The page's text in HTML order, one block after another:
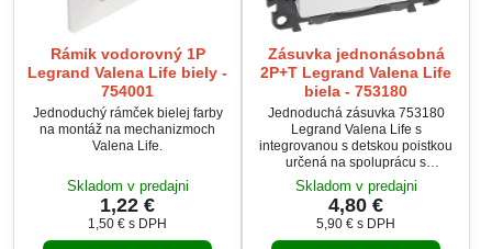
Rámik vodorovný 1P
Legrand Valena Life biely -
754001
Jednoduchý rámček bielej farby
na montáž na mechanizmoch
Valena Life.
Skladom v predajni
1,22 €
1,50 € s DPH
Zásuvka jednonásobná
2P+T Legrand Valena Life
biela - 753180
Jednoduchá zásuvka 753180
Legrand Valena Life s
integrovanou s detskou poistkou
určená na spoluprácu s
rámčekmi radu Valena Life.
Skladom v predajni
4,80 €
5,90 € s DPH